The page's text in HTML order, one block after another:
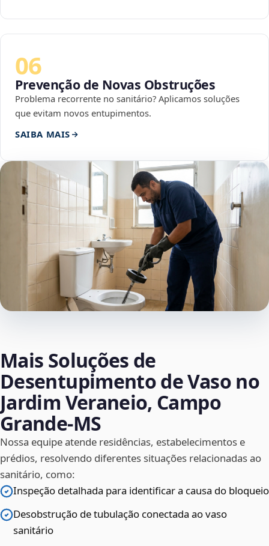
06
Prevenção de Novas Obstruções
Problema recorrente no sanitário? Aplicamos soluções
que evitam novos entupimentos.
SAIBA MAIS
Mais Soluções de
Desentupimento de Vaso no
Jardim Veraneio, Campo
Grande‑MS
Nossa equipe atende residências, estabelecimentos e
prédios, resolvendo diferentes situações relacionadas ao
sanitário, como:
Inspeção detalhada para identificar a causa do bloqueio
Desobstrução de tubulação conectada ao vaso
sanitário